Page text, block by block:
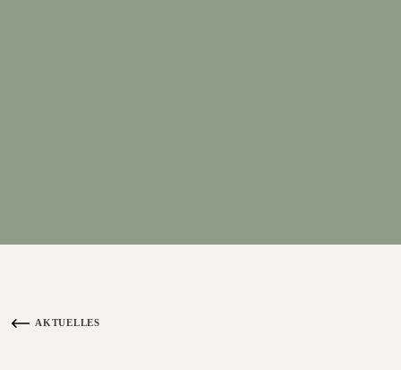
AKTUELLES
ZURÜCK ZUR ÜBERSICHT AKTUELLES ANSEHEN